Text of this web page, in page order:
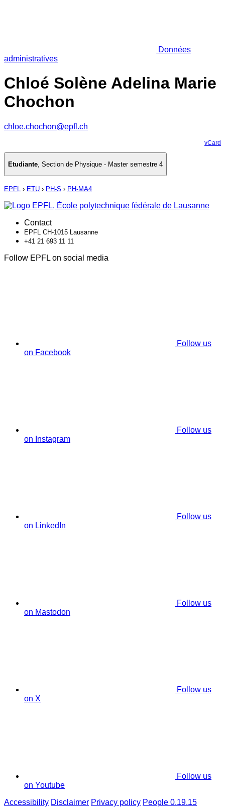
Données
administratives
Chloé Solène Adelina Marie
Chochon
chloe.chochon@epfl.ch
vCard
Etudiante, Section de Physique - Master semestre 4
EPFL › ETU › PH-S › PH-MA4
Contact
EPFL CH-1015 Lausanne
+41 21 693 11 11
Follow EPFL on social media
Follow us
on Facebook
Follow us
on Instagram
Follow us
on LinkedIn
Follow us
on Mastodon
Follow us
on X
Follow us
on Youtube
Accessibility Disclaimer Privacy policy People 0.19.15